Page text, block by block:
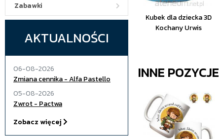
Zabawki
AKTUALNOŚCI
06-08-2026
Zmiana cennika - Alfa Pastello
05-08-2026
Zwrot - Pactwa
Zobacz więcej
Kubek dla dziecka 3D
Kochany Urwis
INNE